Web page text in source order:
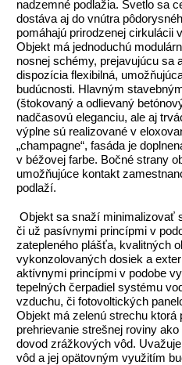
nadzemné podlažia. Svetlo sa
dostáva aj do vnútra
pomáhajú prirodzenej cirkulácii
Objekt má jednoduchú
nosnej schémy, prejavujúcu sa
dispozícia flexibilná,
budúcnosti. Hlavným
(štokovaný a odlievaný
nadčasovú eleganciu, ale aj
výplne sú realizované v
„champagne“, fasáda je
v béžovej farbe. Bočné strany
umožňujúce kontakt
podlaží.
Objekt sa snaží minimalizovať
či už pasívnymi princípmi v
zatepleného plášťa, kvalitných
vykonzolovaných dosiek a
aktívnymi princípmi v podobe
tepelných čerpadiel systému
vzduchu, či fotovoltických
Objekt má zelenú strechu ktorá
prehrievanie strešnej roviny
dovod zrážkových vôd.
vôd a jej opätovným využitím